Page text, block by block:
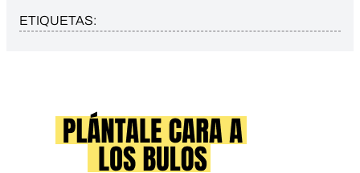
ETIQUETAS: